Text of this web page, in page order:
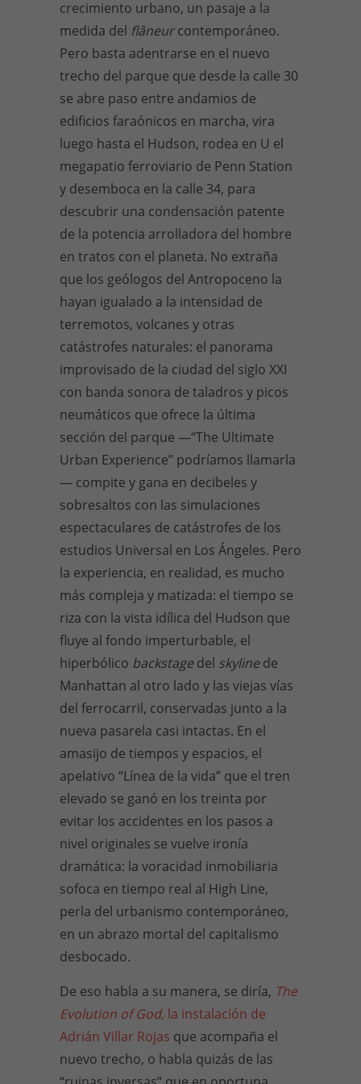
crecimiento urbano, un pasaje a la
medida del flâneurcontemporáneo.
Pero basta adentrarse en el nuevo
trecho del parque que desde la calle 30
se abre paso entre andamios de
edificios faraónicos en marcha, vira
luego hasta el Hudson, rodea en U el
megapatio ferroviario de Penn Station
y desemboca en la calle 34, para
descubrir una condensación patente
de la potencia arrolladora del hombre
en tratos con el planeta. No extraña
que los geólogos del Antropoceno la
hayan igualado a la intensidad de
terremotos, volcanes y otras
catástrofes naturales: el panorama
improvisado de la ciudad del siglo XXI
con banda sonora de taladros y picos
neumáticos que ofrece la última
sección del parque —“The Ultimate
Urban Experience” podríamos llamarla
— compite y gana en decibeles y
sobresaltos con las simulaciones
espectaculares de catástrofes de los
estudios Universal en Los Ángeles. Pero
la experiencia, en realidad, es mucho
más compleja y matizada: el tiempo se
riza con la vista idílica del Hudson que
fluye al fondo imperturbable, el
hiperbólico backstagedel skylinede
Manhattan al otro lado y las viejas vías
del ferrocarril, conservadas junto a la
nueva pasarela casi intactas. En el
amasijo de tiempos y espacios, el
apelativo “Línea de la vida” que el tren
elevado se ganó en los treinta por
evitar los accidentes en los pasos a
nivel originales se vuelve ironía
dramática: la voracidad inmobiliaria
sofoca en tiempo real al High Line,
perla del urbanismo contemporáneo,
en un abrazo mortal del capitalismo
desbocado.
De eso habla a su manera, se diría, The
Evolution of God, la instalación de
Adrián Villar Rojas que acompaña el
nuevo trecho, o habla quizás de las